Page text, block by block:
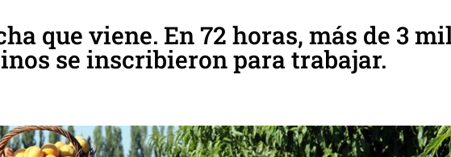
que viene. En 72 horas, más de 3
se inscribieron para trabajar.